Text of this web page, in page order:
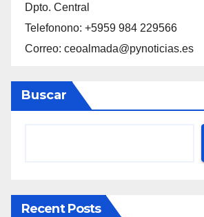
Dpto. Central
Telefonono: +5959 984 229566
Correo: ceoalmada@pynoticias.es
Buscar
Recent Posts